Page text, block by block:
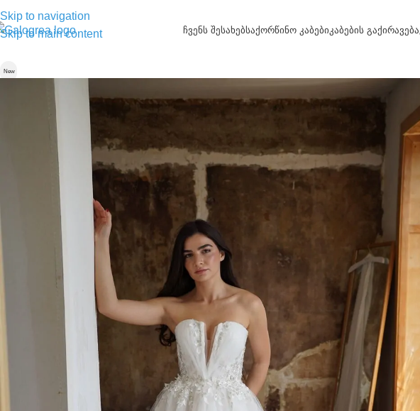
Skip to navigation
Skip to main content
ჩვენს შესახებსაქორწინო კაბები კაბების გაქირავება
New